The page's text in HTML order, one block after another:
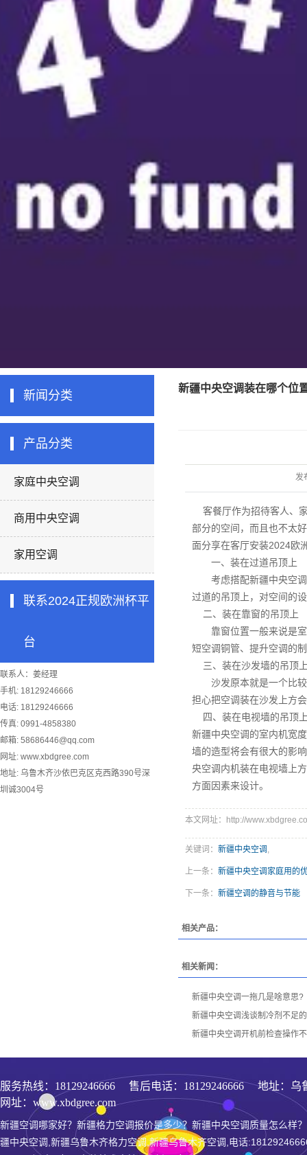
新闻分类
产品分类
家庭中央空调
商用中央空调
家用空调
联系2024正规欧洲杯平
台
联系人：姜经理
手机: 18129246666
电话: 18129246666
传真: 0991-4858380
邮箱: 58686446@qq.com
网址: www.xbdgree.com
地址: 乌鲁木齐沙依巴克区克西路390号深
圳诚3004号
新疆中央空调装在哪个位
发
客餐厅作为招待客人、
部分的空间，而且也不太
面分享在客厅安装2024欧
一、装在过道吊顶上
考虑搭配新疆中央空调
过道的吊顶上，对空间的
二、装在靠窗的吊顶上
靠窗位置一般来说是室
短空调铜管、提升空调的
三、装在沙发墙的吊顶
沙发原本就是一个比较
担心把空调装在沙发上方
四、装在电视墙的吊顶
新疆中央空调的室内机宽
墙的造型将会有很大的影
央空调内机装在电视墙上
方面因素来设计。
本文网址：http://
关键词： 新疆中央空调 ,
上一条： 新疆中央空调家庭用的
下一条： 新疆空调的静音与节能
相关产品：
相关新闻：
新疆中央空调一拖几是啥意思?
新疆中央空调浅谈制冷剂不足
新疆中央空调开机前检查操作
服务热线： 18129246666 售后电话：18129246666 地址：乌
网址：www.xbdgree.com
新疆空调哪家好？新疆格力空调报价是多少？新疆中央空调质量怎么样
疆中央空调,新疆乌鲁木齐格力空调,新疆乌鲁木齐空调,电话